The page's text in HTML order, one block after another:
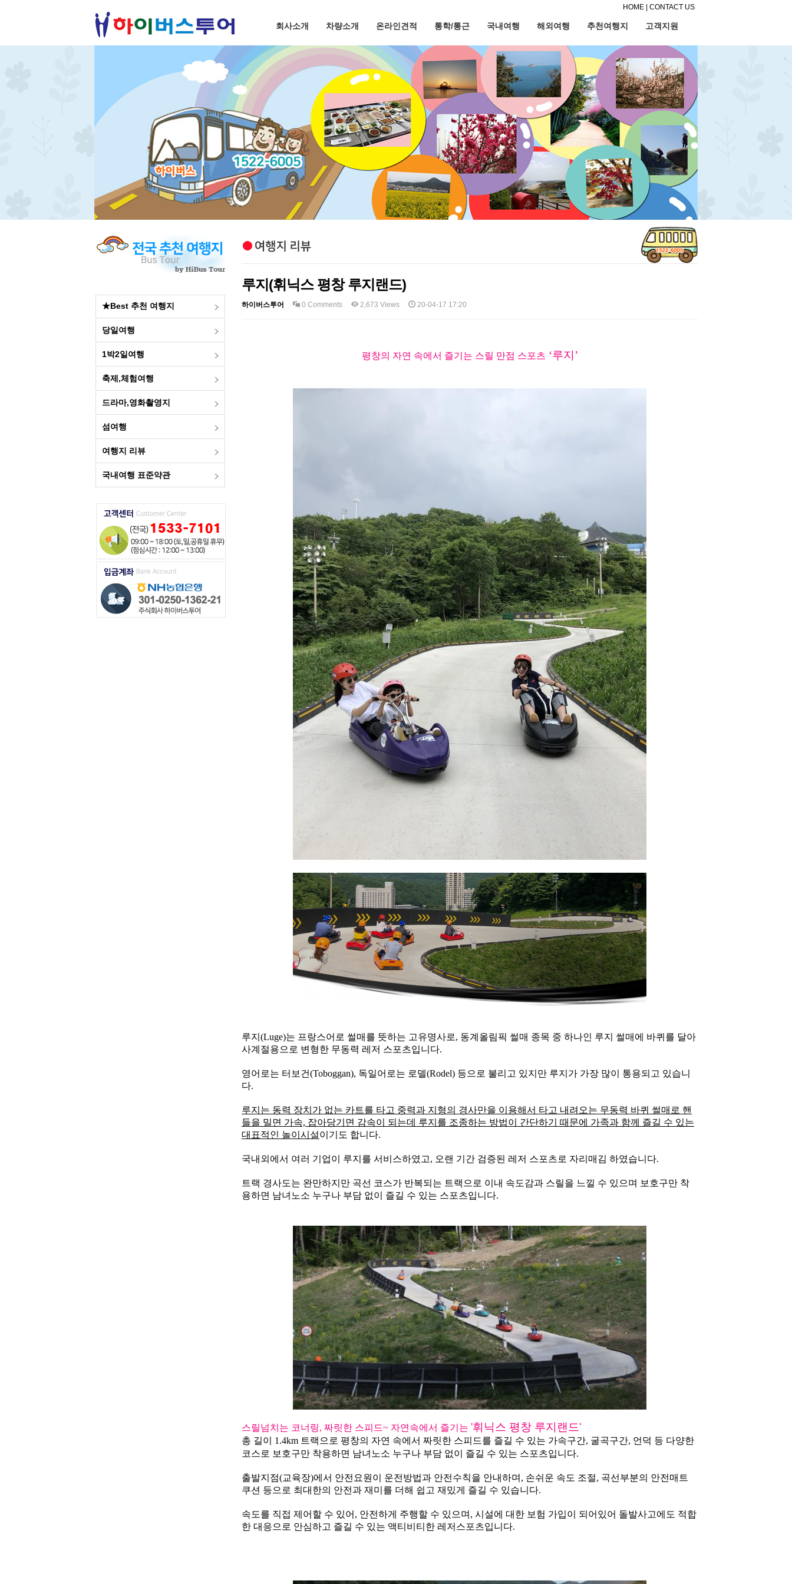
HOME CONTACT US
회사소개 차량소개 온라인견적 통학/통근 국내여행 해외여행 추천여행지 고객지원
★Best 추천 여행지
당일여행
1박2일여행
축제,체험여행
드라마,영화촬영지
섬여행
여행지 리뷰
국내여행 표준약관
루지(휘닉스 평창 루지랜드)
하이버스투어 0 Comments 2,673 Views 20-04-17 17:20
평창의 자연 속에서 즐기는 스릴 만점 스포츠 ‘루지’
루지(Luge)는 프랑스어로 썰매를 뜻하는 고유명사로, 동계올림픽 썰매 종목 중 하나인 루지 썰매에 바퀴를 달아
사계절용으로 변형한 무동력 레저 스포츠입니다.
영어로는 터보건(Toboggan), 독일어로는 로델(Rodel) 등으로 불리고 있지만 루지가 가장 많이 통용되고 있습니
다.
루지는 동력 장치가 없는 카트를 타고 중력과 지형의 경사만을 이용해서 타고 내려오는 무동력 바퀴 썰매로 핸
들을 밀면 가속, 잡아당기면 감속이 되는데 루지를 조종하는 방법이 간단하기 때문에 가족과 함께 즐길 수 있는
대표적인 놀이시설이기도 합니다.
국내외에서 여러 기업이 루지를 서비스하였고, 오랜 기간 검증된 레저 스포츠로 자리매김 하였습니다.
트랙 경사도는 완만하지만 곡선 코스가 반복되는 트랙으로 이내 속도감과 스릴을 느낄 수 있으며 보호구만 착
용하면 남녀노소 누구나 부담 없이 즐길 수 있는 스포츠입니다.
스릴넘치는 코너링, 짜릿한 스피드~ 자연속에서 즐기는 '휘닉스 평창 루지랜드'
총 길이 1.4km 트랙으로 평창의 자연 속에서 짜릿한 스피드를 즐길 수 있는 가속구간, 굴곡구간, 언덕 등 다양한
코스로 보호구만 착용하면 남녀노소 누구나 부담 없이 즐길 수 있는 스포츠입니다.
출발지점(교육장)에서 안전요원이 운전방법과 안전수칙을 안내하며, 손쉬운 속도 조절, 곡선부분의 안전매트
쿠션 등으로 최대한의 안전과 재미를 더해 쉽고 재밌게 즐길 수 있습니다.
속도를 직접 제어할 수 있어, 안전하게 주행할 수 있으며, 시설에 대한 보험 가입이 되어있어 돌발사고에도 적합
한 대응으로 안심하고 즐길 수 있는 액티비티한 레저스포츠입니다.